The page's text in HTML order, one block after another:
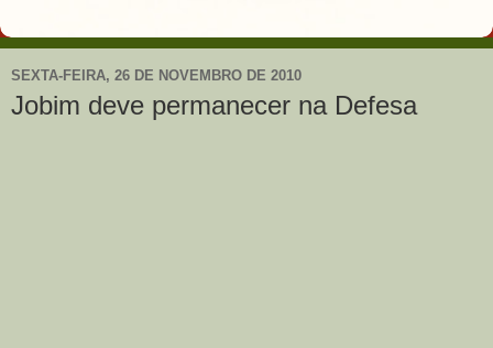
SEXTA-FEIRA, 26 DE NOVEMBRO DE 2010
Jobim deve permanecer na Defesa